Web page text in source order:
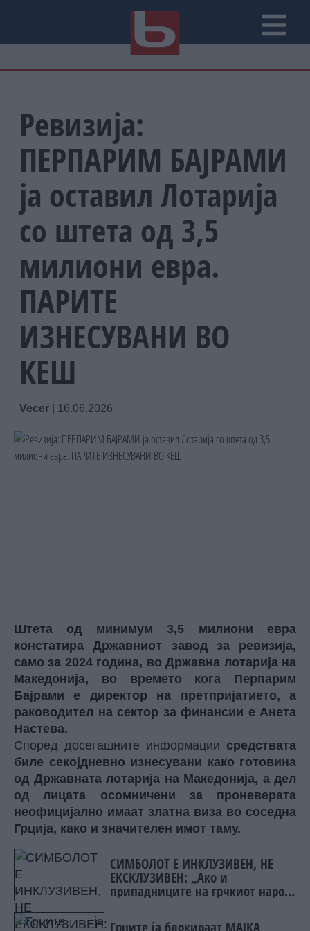
Ревизија:
ПЕРПАРИМ БАЈРАМИ
ја оставил Лотарија
со штета од 3,5
милиони евра.
ПАРИТЕ
ИЗНЕСУВАНИ ВО
КЕШ
Vecer 16.06.2026
Штета од минимум 3,5 милиони евра
констатира Државниот завод за ревизија,
само за 2024 година, во Државна лотарија на
Македонија, во времето кога Перпарим
Бајрами е директор на претпријатието, а
раководител на сектор за финансии е Анета
Настева.
Според досегашните информации средствата
биле секојдневно изнесувани како готовина
од Државната лотарија на Македонија, а дел
од лицата осомничени за проневерата
неофицијално имаат златна виза во соседна
Грција, како и значителен имот таму.
СИМБОЛОТ Е ИНКЛУЗИВЕН, НЕ
ЕКСКЛУЗИВЕН: „Ако и
припадниците на грчкиот народ
споменик, не гледаме никаква